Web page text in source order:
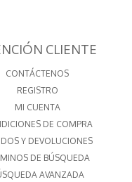
CLIENTE
CONTÁCTENOS
REGISTRO
MI CUENTA
DE COMPRA
Y DEVOLUCIONES
DE BÚSQUEDA
AVANZADA